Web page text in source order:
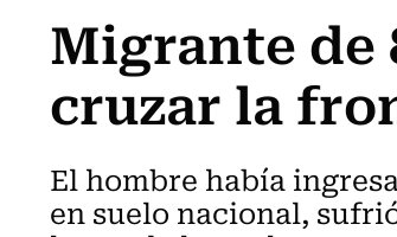
Migrante de
cruzar la
El hombre había
en suelo nacional,